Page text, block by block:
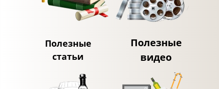
Полезные
статьи
Полезные
видео